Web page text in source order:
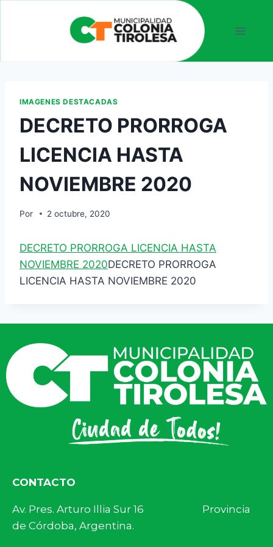
IMAGENES DESTACADAS
DECRETO PRORROGA
LICENCIA HASTA
NOVIEMBRE 2020
Por 2 octubre, 2020
DECRETO PRORROGA LICENCIA HASTA
NOVIEMBRE 2020DECRETO PRORROGA
LICENCIA HASTA NOVIEMBRE 2020
CONTACTO
Av. Pres. Arturo Illia Sur 16 Provincia
de Córdoba, Argentina.